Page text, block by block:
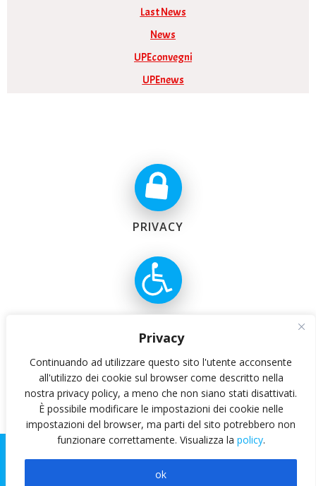
Privacy
Continuando ad utilizzare questo sito l'utente acconsente
all'utilizzo dei cookie sul browser come descritto nella
nostra privacy policy, a meno che non siano stati disattivati.
È possibile modificare le impostazioni dei cookie nelle
impostazioni del browser, ma parti del sito potrebbero non
funzionare correttamente. Visualizza la policy.
ok
Last News
News
UPEconvegni
UPEnews
© 2026 APEF. Created for free using WordPress and
Colibri
PRIVACY
ATENEO FEDERICO II
APEF2023 [Administrator e Web Designer: dott.ssa
Stefania Grasso, CSI Centro Servizi Informativi dell'Università
Federico II]